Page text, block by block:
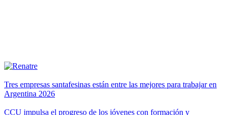
Tres empresas santafesinas están entre las mejores para trabajar en
Argentina 2026
CCU impulsa el progreso de los jóvenes con formación y